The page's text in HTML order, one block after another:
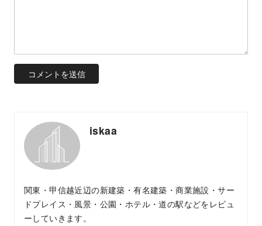
iskaa
関東・甲信越近辺の新建築・有名建築・商業施設・サー
ドプレイス・風景・公園・ホテル・道の駅などをレビュ
ーしていきます。